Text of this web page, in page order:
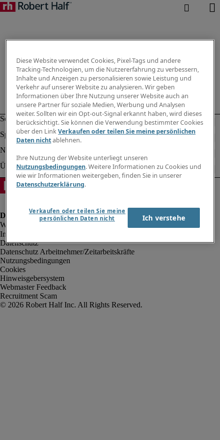
Impressum
Datenschutz
Datenschutz Arbeitnehmer/Zeitarbeitskräfte
Nutzungsbedingungen
Cookies
Hinweisgebersystem
Webmaster Feedback
Recruitment Scam
Diese Website verwendet Cookies, Pixel-Tags und andere
Tracking-Technologien, um die Nutzererfahrung zu verbessern,
Inhalte und Anzeigen zu personalisieren sowie Leistung und
Verkehr auf unserer Website zu analysieren. Wir geben
Informationen über Ihre Nutzung unserer Website auch an
unsere Partner für soziale Medien, Werbung und Analysen
weiter. Sollten wir ein Opt-out-Signal erkannt haben, wird dieses
berücksichtigt. Sie können die Verwendung bestimmter Cookies
über den LinkVerkaufen oder teilen Sie meine persönlichen
Daten nichtablehnen.
Ihre Nutzung der Website unterliegt unseren
Nutzungsbedingungen. Weitere Informationen zu Cookies und
wie wir Informationen weitergeben, finden Sie in unserer
Datenschutzerklärung.
Verkaufen oder teilen Sie meine
persönlichen Daten nicht
Ich verstehe